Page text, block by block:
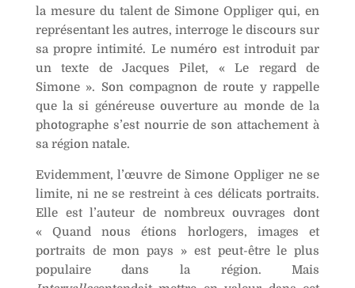
la mesure du talent de Simone Oppliger qui, en
représentant les autres, interroge le discours sur
sa propre intimité. Le numéro est introduit par
un texte de Jacques Pilet, « Le regard de
Simone ». Son compagnon de route y rappelle
que la si généreuse ouverture au monde de la
photographe s’est nourrie de son attachement à
sa région natale.
Evidemment, l’œuvre de Simone Oppliger ne se
limite, ni ne se restreint à ces délicats portraits.
Elle est l’auteur de nombreux ouvrages dont
« Quand nous étions horlogers, images et
portraits de mon pays » est peut-être le plus
populaire dans la région. Mais